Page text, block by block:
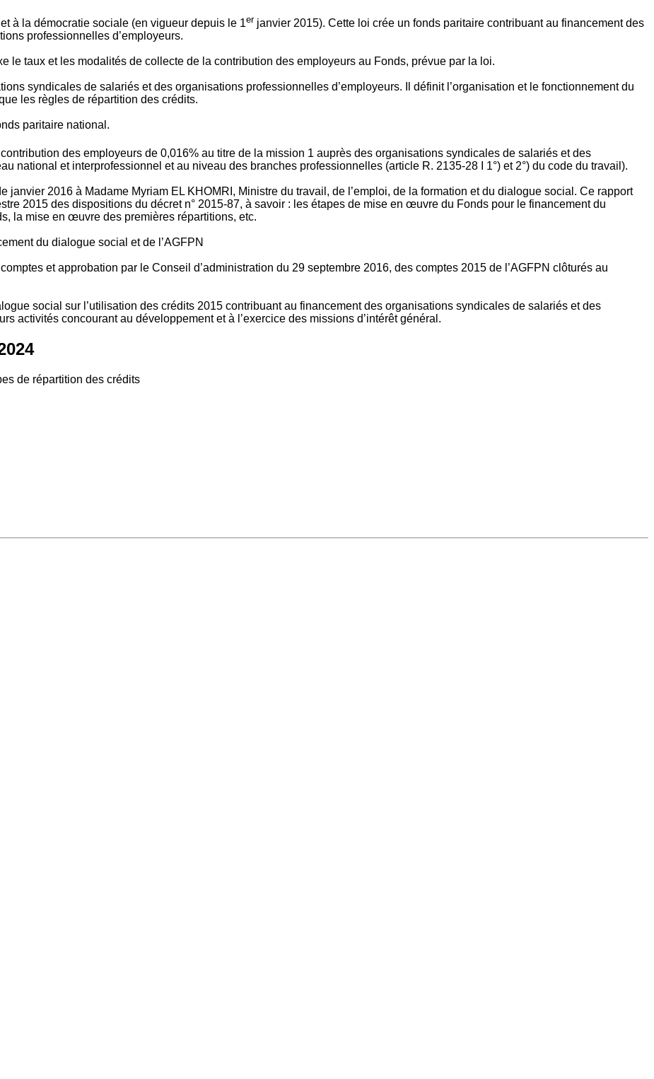
à la démocratie sociale (en vigueur depuis le 1er janvier 2015). Cette loi crée un fonds paritaire contribuant au financement des
professionnelles d’employeurs.
le taux et les modalités de collecte de la contribution des employeurs au Fonds, prévue par la loi.
syndicales de salariés et des organisations professionnelles d’employeurs. Il définit l’organisation et le fonctionnement du
les règles de répartition des crédits.
paritaire national.
des employeurs de 0,016% au titre de la mission 1 auprès des organisations syndicales de salariés et des
national et interprofessionnel et au niveau des branches professionnelles (article R. 2135‐28 I 1°) et 2°) du code du travail).
janvier 2016 à Madame Myriam EL KHOMRI, Ministre du travail, de l’emploi, de la formation et du dialogue social. Ce rapport
2015 des dispositions du décret n° 2015-87, à savoir : les étapes de mise en œuvre du Fonds pour le financement du
la mise en œuvre des premières répartitions, etc.
du dialogue social et de l’AGFPN
et approbation par le Conseil d’administration du 29 septembre 2016, des comptes 2015 de l’AGFPN clôturés au
social sur l’utilisation des crédits 2015 contribuant au financement des organisations syndicales de salariés et des
activités concourant au développement et à l’exercice des missions d’intérêt général.
de répartition des crédits